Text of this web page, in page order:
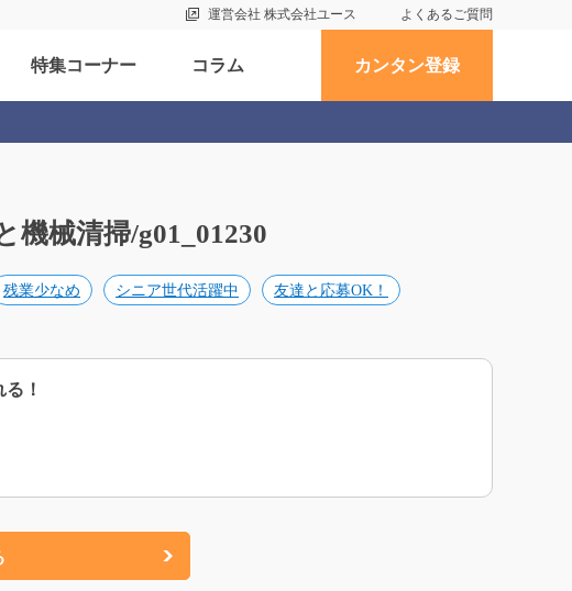
運営会社 株式会社ユース よくあるご質問
特集コーナー コラム カンタン登録
械清掃/g01_01230
残業少なめ シニア世代活躍中 友達と応募OK！
！